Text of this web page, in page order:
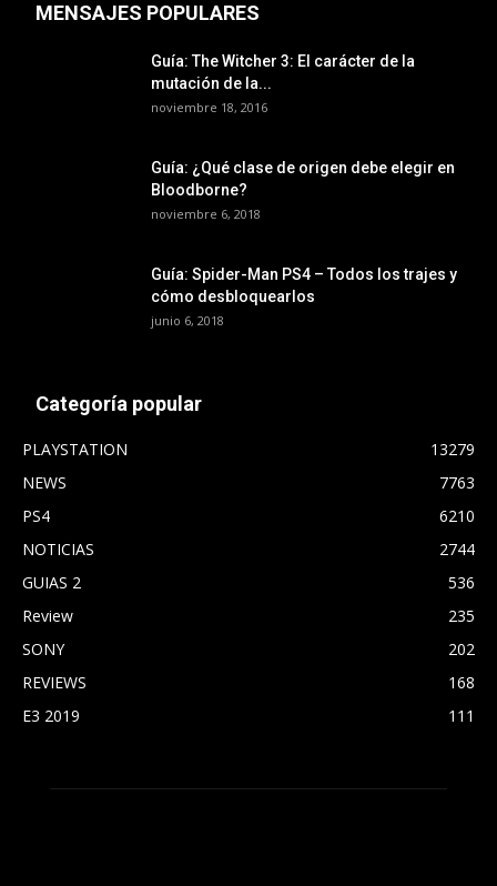
MENSAJES POPULARES
Guía: The Witcher 3: El carácter de la
mutación de la...
noviembre 18, 2016
Guía: ¿Qué clase de origen debe elegir en
Bloodborne?
noviembre 6, 2018
Guía: Spider-Man PS4 – Todos los trajes y
cómo desbloquearlos
junio 6, 2018
Categoría popular
PLAYSTATION
13279
NEWS
7763
PS4
6210
NOTICIAS
2744
GUIAS 2
536
Review
235
SONY
202
REVIEWS
168
E3 2019
111